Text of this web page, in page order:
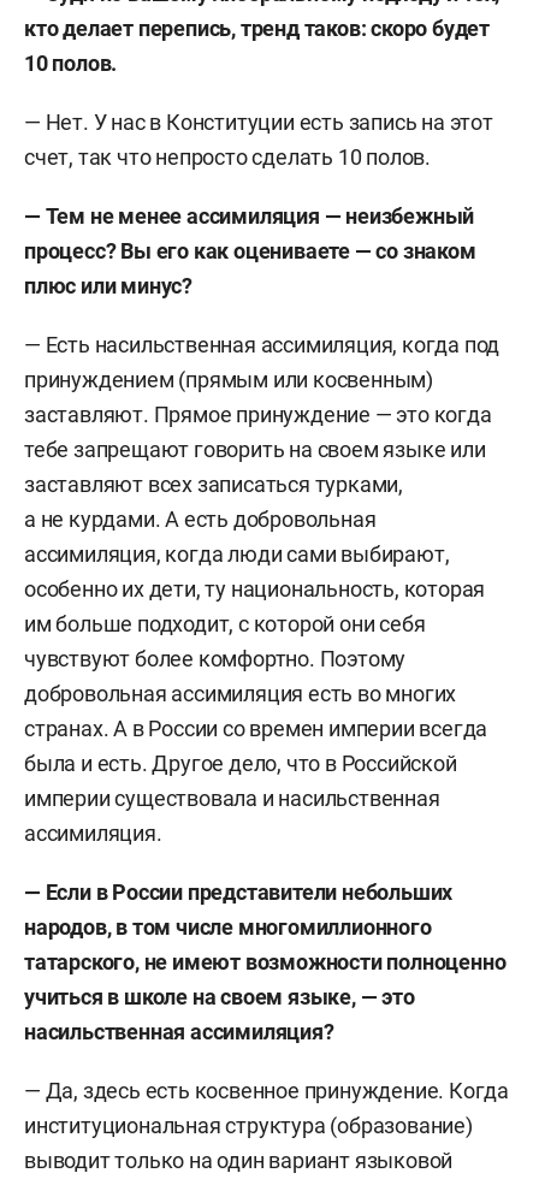
кто делает перепись, тренд таков: скоро будет
10 полов.
— Нет. У нас в Конституции есть запись на этот
счет, так что непросто сделать 10 полов.
— Тем не менее ассимиляция — неизбежный
процесс? Вы его как оцениваете — со знаком
плюс или минус?
— Есть насильственная ассимиляция, когда под
принуждением (прямым или косвенным)
заставляют. Прямое принуждение — это когда
тебе запрещают говорить на своем языке или
заставляют всех записаться турками,
а не курдами. А есть добровольная
ассимиляция, когда люди сами выбирают,
особенно их дети, ту национальность, которая
им больше подходит, с которой они себя
чувствуют более комфортно. Поэтому
добровольная ассимиляция есть во многих
странах. А в России со времен империи всегда
была и есть. Другое дело, что в Российской
империи существовала и насильственная
ассимиляция.
— Если в России представители небольших
народов, в том числе многомиллионного
татарского, не имеют возможности полноценно
учиться в школе на своем языке, — это
насильственная ассимиляция?
— Да, здесь есть косвенное принуждение. Когда
институциональная структура (образование)
выводит только на один вариант языковой